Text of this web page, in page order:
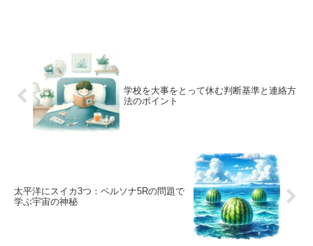
学校を大事をとって休む判断基準と連絡方
法のポイント
太平洋にスイカ3つ：ペルソナ5Rの問題で
学ぶ宇宙の神秘